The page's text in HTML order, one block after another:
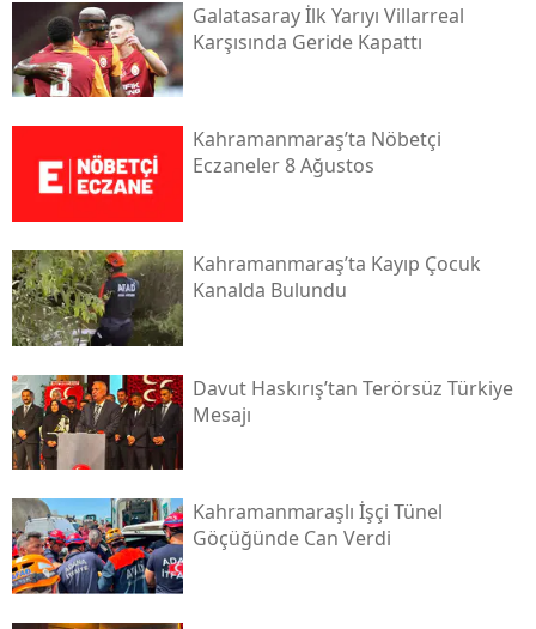
Galatasaray İlk Yarıyı Villarreal
Karşısında Geride Kapattı
Kahramanmaraş’ta Nöbetçi
Eczaneler 8 Ağustos
Kahramanmaraş’ta Kayıp Çocuk
Kanalda Bulundu
Davut Haskırış’tan Terörsüz Türkiye
Mesajı
Kahramanmaraşlı İşçi Tünel
Göçüğünde Can Verdi